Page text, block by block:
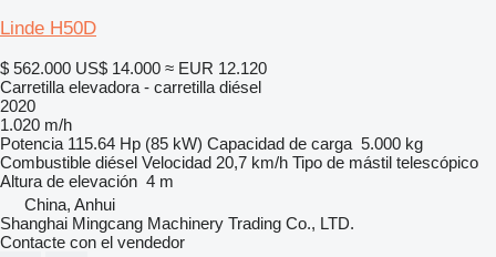
Linde H50D
$ 562.000 US$ 14.000 ≈ EUR 12.120
Carretilla elevadora - carretilla diésel
2020
1.020 m/h
Potencia 115.64 Hp (85 kW) Capacidad de carga 5.000 kg
Combustible diésel Velocidad 20,7 km/h Tipo de mástil telescópico
Altura de elevación 4 m
China, Anhui
Shanghai Mingcang Machinery Trading Co., LTD.
Contacte con el vendedor